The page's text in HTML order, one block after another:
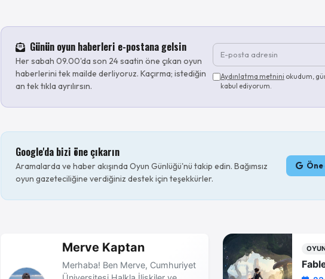
Günün oyun haberleri e-postana gelsin
Her sabah 09.00'da son 24 saatin öne çıkan oyun
haberlerini tek mailde derliyoruz. Kaçırma; istediğin
an tek tıkla ayrılırsın.
Aydınlatma metnini okudum,
kabul ediyorum.
Google'da bizi öne çıkarın
Aramalarda ve haber akışında Oyun Günlüğü'nü takip edin. Bağımsız
oyun gazeteciliğine verdiğiniz destek için teşekkürler.
Öne
Merve Kaptan
Merhaba! Ben Merve, Cumhuriyet